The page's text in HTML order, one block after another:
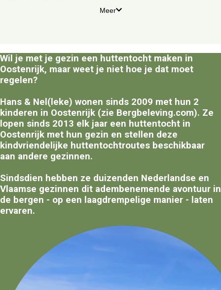
Meer
Wil je met je gezin een huttentocht maken in
Oostenrijk, maar weet je niet hoe je dat moet
regelen?
Hans & Nel(leke) wonen sinds 2009 met hun 2
kinderen in Oostenrijk (zie Bergbeleving.com). Ze
lopen sinds 2013 elk jaar een huttentocht in
Oostenrijk met hun gezin en stellen deze
kindvriendelijke huttentochtroutes beschikbaar
aan andere gezinnen.
Sindsdien hebben ze duizenden Nederlandse en
Vlaamse gezinnen dit adembenemende avontuur in
de bergen - op een laagdrempelige manier - laten
ervaren.